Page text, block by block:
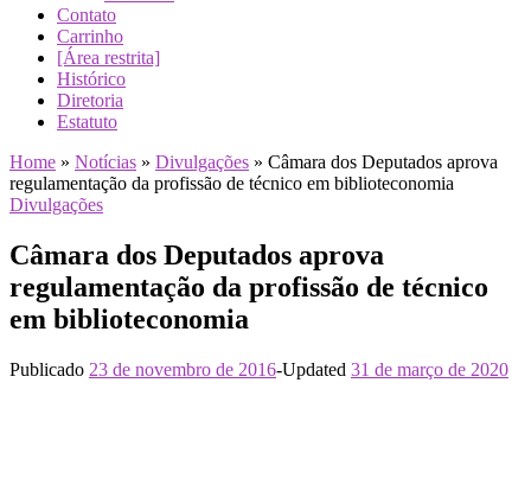
Contato
Carrinho
[Área restrita]
Histórico
Diretoria
Estatuto
Home » Notícias » Divulgações » Câmara dos Deputados aprova
regulamentação da profissão de técnico em biblioteconomia
Divulgações
Câmara dos Deputados aprova
regulamentação da profissão de técnico
em biblioteconomia
Publicado 23 de novembro de 2016-Updated 31 de março de 2020